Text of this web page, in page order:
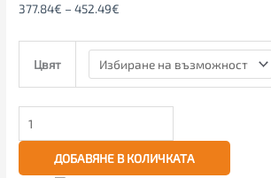
377.84€ – 452.49€
Цвят
ДОБАВЯНЕ В КОЛИЧКАТА